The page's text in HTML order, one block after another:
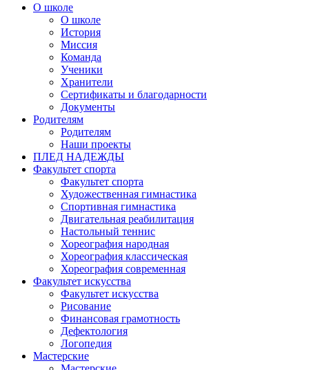
О школе
О школе
История
Миссия
Команда
Ученики
Хранители
Сертификаты и благодарности
Документы
Родителям
Родителям
Наши проекты
ПЛЕД НАДЕЖДЫ
Факультет спорта
Факультет спорта
Художественная гимнастика
Спортивная гимнастика
Двигательная реабилитация
Настольный теннис
Хореография народная
Хореография классическая
Хореография современная
Факультет искусства
Факультет искусства
Рисование
Финансовая грамотность
Дефектология
Логопедия
Мастерские